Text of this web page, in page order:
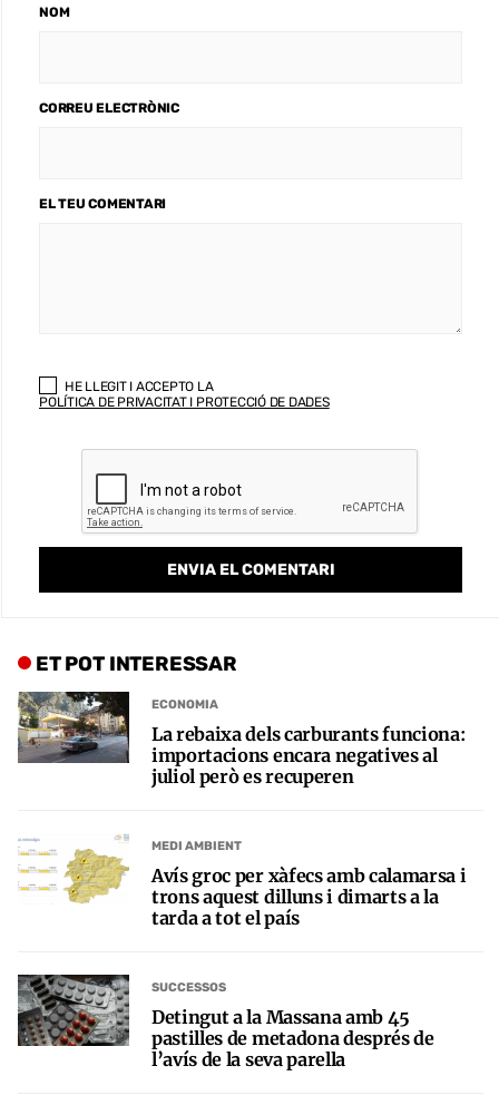
NOM
CORREU ELECTRÒNIC
EL TEU COMENTARI
HE LLEGIT I ACCEPTO LA
POLÍTICA DE PRIVACITAT I PROTECCIÓ DE DADES
ET POT INTERESSAR
ECONOMIA
La rebaixa dels carburants funciona:
importacions encara negatives al
juliol però es recuperen
MEDI AMBIENT
Avís groc per xàfecs amb calamarsa i
trons aquest dilluns i dimarts a la
tarda a tot el país
SUCCESSOS
Detingut a la Massana amb 45
pastilles de metadona després de
l’avís de la seva parella